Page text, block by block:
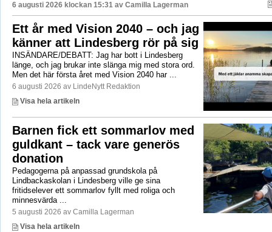
6 augusti 2026 klockan 15:31 av Camilla Lagerman
Ett år med Vision 2040 – och jag
känner att Lindesberg rör på sig
INSÄNDARE/DEBATT: Jag har bott i Lindesberg
länge, och jag brukar inte slänga mig med stora ord.
Men det här första året med Vision 2040 har ...
6 augusti 2026 av LindeNytt Redaktion
Visa hela artikeln
Barnen fick ett sommarlov med
guldkant – tack vare generös
donation
Pedagogerna på anpassad grundskola på
Lindbackaskolan i Lindesberg ville ge sina
fritidselever ett sommarlov fyllt med roliga och
minnesvärda ...
5 augusti 2026 av Camilla Lagerman
Visa hela artikeln